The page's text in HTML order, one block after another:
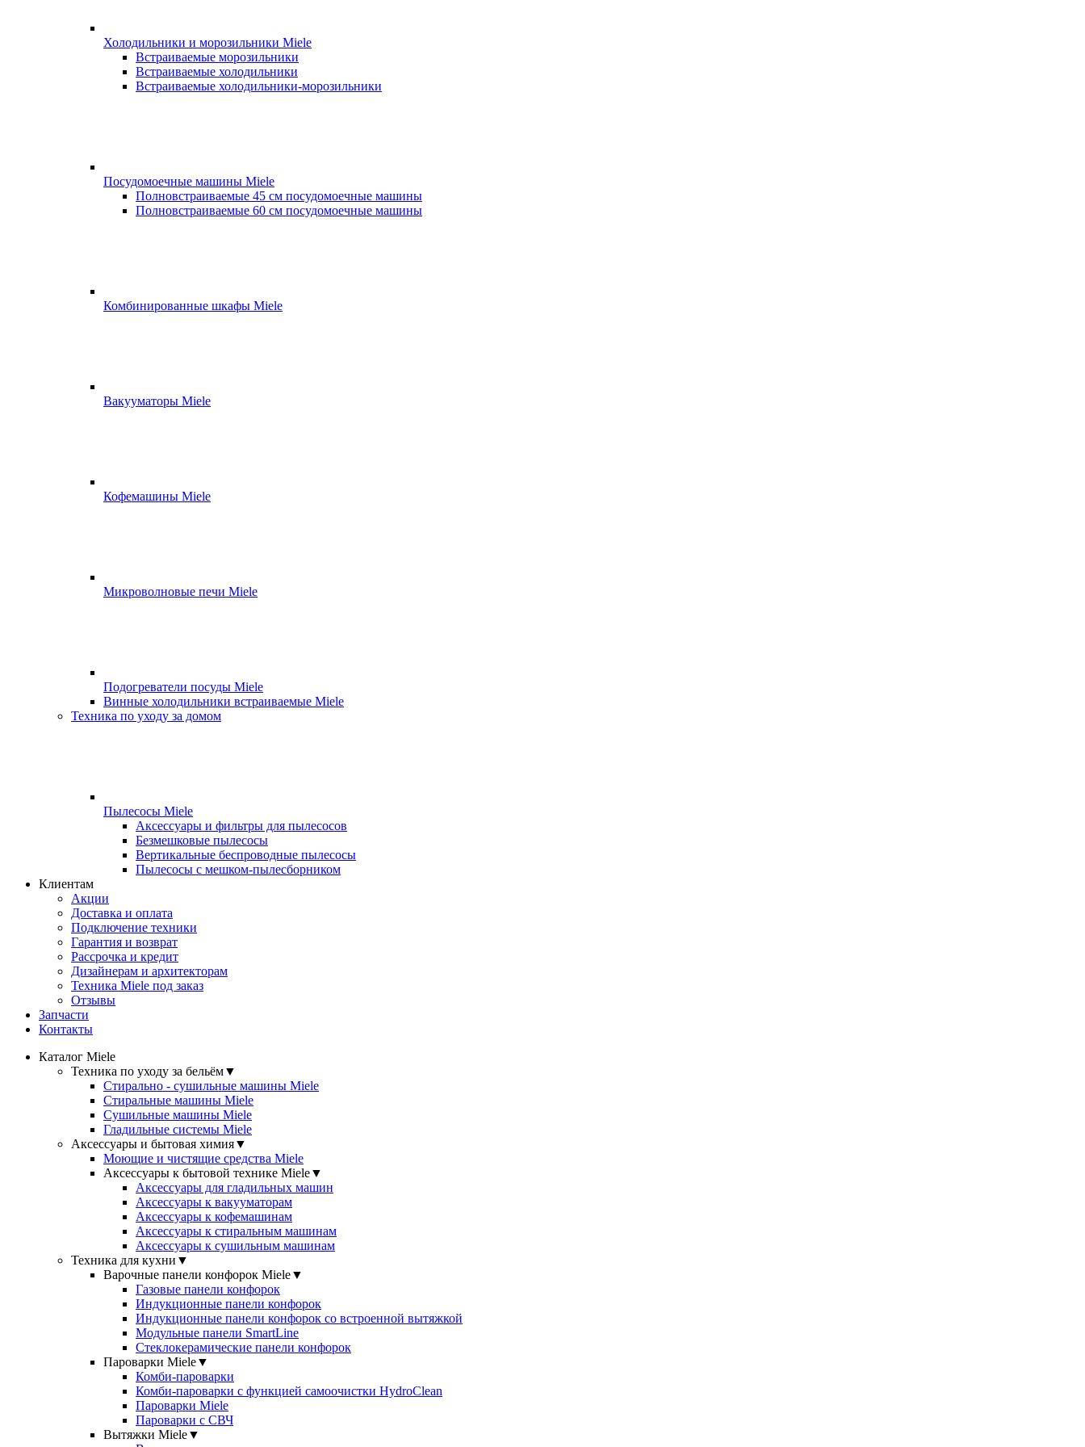
Холодильники и морозильники Miele
Встраиваемые морозильники
Встраиваемые холодильники
Встраиваемые холодильники-морозильники
Посудомоечные машины Miele
Полновстраиваемые 45 см посудомоечные машины
Полновстраиваемые 60 см посудомоечные машины
Комбинированные шкафы Miele
Вакууматоры Miele
Кофемашины Miele
Микроволновые печи Miele
Подогреватели посуды Miele
Винные холодильники встраиваемые Miele
Техника по уходу за домом
Пылесосы Miele
Аксессуары и фильтры для пылесосов
Безмешковые пылесосы
Вертикальные беспроводные пылесосы
Пылесосы с мешком-пылесборником
Клиентам
Акции
Доставка и оплата
Подключение техники
Гарантия и возврат
Рассрочка и кредит
Дизайнерам и архитекторам
Техника Miele под заказ
Отзывы
Запчасти
Контакты
Каталог Miele
Техника по уходу за бельём▼
Стирально - сушильные машины Miele
Стиральные машины Miele
Сушильные машины Miele
Гладильные системы Miele
Аксессуары и бытовая химия▼
Моющие и чистящие средства Miele
Аксессуары к бытовой технике Miele▼
Аксессуары для гладильных машин
Аксессуары к вакууматорам
Аксессуары к кофемашинам
Аксессуары к стиральным машинам
Аксессуары к сушильным машинам
Техника для кухни ▼
Варочные панели конфорок Miele▼
Газовые панели конфорок
Индукционные панели конфорок
Индукционные панели конфорок со встроенной вытяжкой
Модульные панели SmartLine
Стеклокерамические панели конфорок
Пароварки Miele▼
Комби-пароварки
Комби-пароварки с функцией самоочистки HydroClean
Пароварки Miele
Пароварки с СВЧ
Вытяжки Miele▼